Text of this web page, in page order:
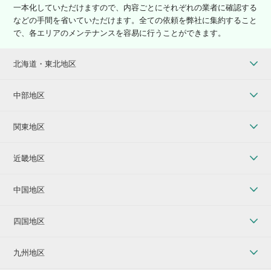
一本化していただけますので、内容ごとにそれぞれの業者に確認する
などの手間を省いていただけます。全ての依頼を弊社に集約すること
で、各エリアのメンテナンスを容易に行うことができます。
北海道・東北地区
中部地区
関東地区
近畿地区
中国地区
四国地区
九州地区